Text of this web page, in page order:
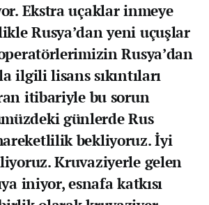
Ekstra uçaklar inmeye
Rusya’dan yeni uçuşlar
Rusya’dan
ilgili lisans sıkıntıları
itibariyle bu sorun
günlerde Rus
bekliyoruz. İyi
Kruvaziyerle gelen
iniyor, esnafa katkısı